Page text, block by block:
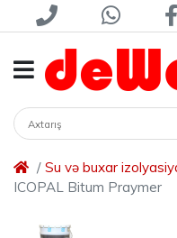
Su və buxar
ICOPAL Bitum Praymer